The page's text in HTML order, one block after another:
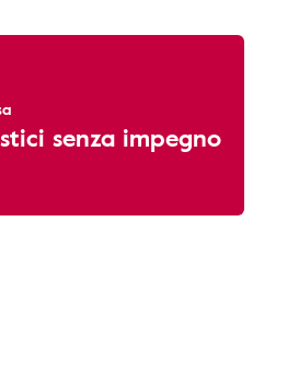
senza impegno